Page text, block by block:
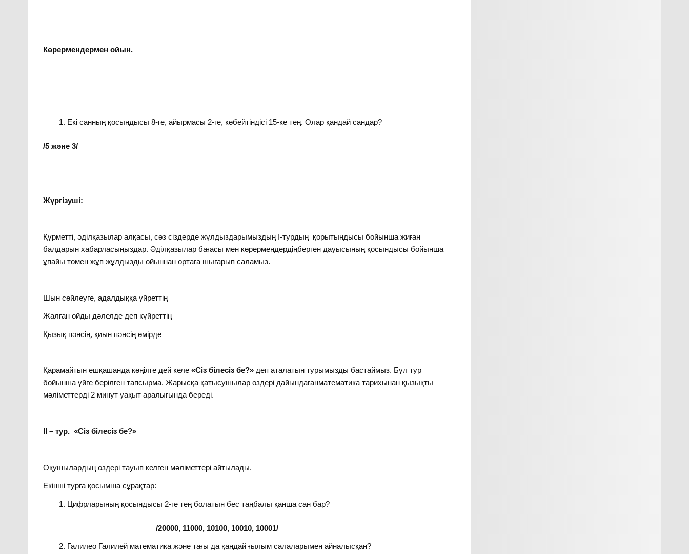
Көрермендермен ойын.
Екі санның қосындысы 8-ге, айырмасы 2-ге, көбейтіндісі 15-ке тең. Олар қандай сандар?
/5 және 3/
Жүргізуші:
Құрметті, әділқазылар алқасы, сөз сіздерде жұлдыздарымыздың І-турдың қорытындысы бойынша жиған
балдарын хабарласыңыздар. Әділқазылар бағасы мен көрермендердіңберген дауысының қосындысы бойынша
ұпайы төмен жұп жұлдызды ойыннан ортаға шығарып саламыз.
Шын сөйлеуге, адалдыққа үйреттің
Жалған ойды дәлелде деп күйреттің
Қызық пәнсің, қиын пәнсің өмірде
Қарамайтын ешқашанда көңілге дей келе«Сіз білесіз бе?» деп аталатын турымызды бастаймыз. Бұл тур
бойынша үйге берілген тапсырма. Жарысқа қатысушылар өздері дайындағанматематика тарихынан қызықты
мәліметтерді 2 минут уақыт аралығында береді.
ІІ – тур. «Сіз білесіз бе?»
Оқушылардың өздері тауып келген мәліметтері айтылады.
Екінші турға қосымша сұрақтар:
Цифрларының қосындысы 2-ге тең болатын бес таңбалы қанша сан бар?
/20000, 11000, 10100, 10010, 10001/
Галилео Галилей математика және тағы да қандай ғылым салаларымен айналысқан?